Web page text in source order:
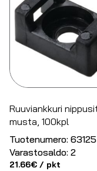
Ruuviankkuri
musta, 100kpl
Tuotenumero:
Varastosaldo: 2
21.66€ / pkt